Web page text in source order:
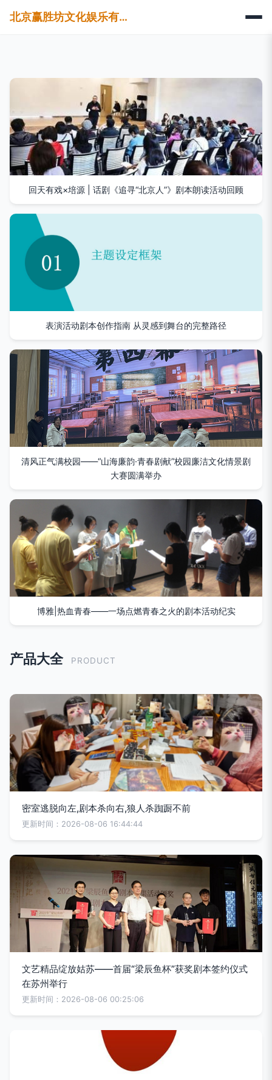
北京赢胜坊文化娱乐有限公司
回天有戏×培源 | 话剧《追寻“北京人”》剧本朗读活动回顾
表演活动剧本创作指南 从灵感到舞台的完整路径
清风正气满校园——“山海廉韵·青春剧献”校园廉洁文化情景剧
大赛圆满举办
博雅|热血青春——一场点燃青春之火的剧本活动纪实
产品大全 PRODUCT
密室逃脱向左,剧本杀向右,狼人杀踟蹰不前
更新时间：2026-08-06 16:44:44
文艺精品绽放姑苏——首届“梁辰鱼杯”获奖剧本签约仪式
在苏州举行
更新时间：2026-08-06 00:25:06